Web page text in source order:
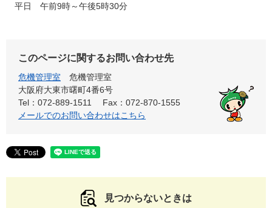
平日 午前9時～午後5時30分
このページに関するお問い合わせ先
危機管理室
危機管理室
大阪府大東市曙町4番6号
Tel：072-889-1511
Fax：072-870-1555
メールでのお問い合わせはこちら
見つからないときは